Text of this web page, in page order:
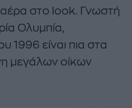
αέρα στο look. Γνωστή
Ολυμπία,
1996 είναι πια στα
μεγάλων οίκων